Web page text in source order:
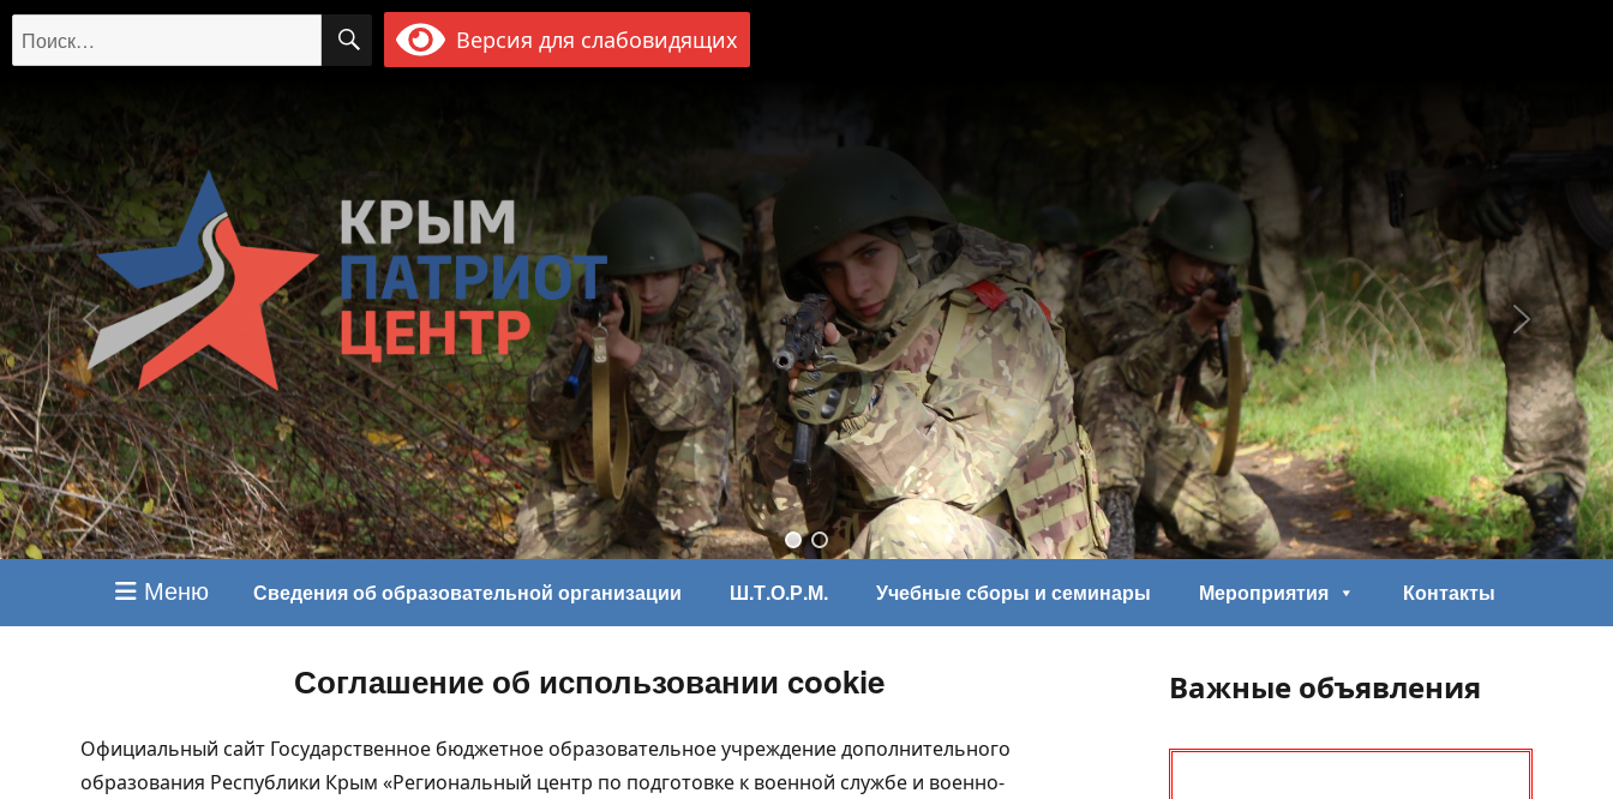
Искать: ПОИСК
Версия для слабовидящих
Меню Сведения об образовательной организации Ш.Т.О.Р.М. Учебные сборы и семинары Мероприятия Контакты
Соглашение об использовании cookie
Официальный сайт Государственное бюджетное образовательное учреждение дополнительного
образования Республики Крым «Региональный центр по подготовке к военной службе и военно-
Важные объявления